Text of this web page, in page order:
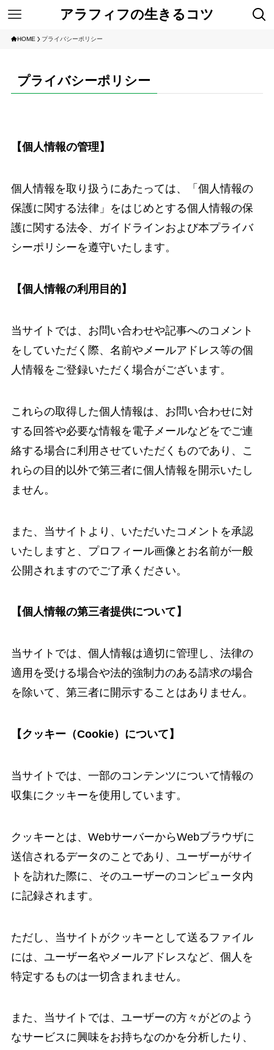
アラフィフの生きるコツ
HOME プライバシーポリシー
プライバシーポリシー
【個人情報の管理】
個人情報を取り扱うにあたっては、「個人情報の
保護に関する法律」をはじめとする個人情報の保
護に関する法令、ガイドラインおよび本プライバ
シーポリシーを遵守いたします。
【個人情報の利用目的】
当サイトでは、お問い合わせや記事へのコメント
をしていただく際、名前やメールアドレス等の個
人情報をご登録いただく場合がございます。
これらの取得した個人情報は、お問い合わせに対
する回答や必要な情報を電子メールなどをでご連
絡する場合に利用させていただくものであり、こ
れらの目的以外で第三者に個人情報を開示いたし
ません。
また、当サイトより、いただいたコメントを承認
いたしますと、プロフィール画像とお名前が一般
公開されますのでご了承ください。
【個人情報の第三者提供について】
当サイトでは、個人情報は適切に管理し、法律の
適用を受ける場合や法的強制力のある請求の場合
を除いて、第三者に開示することはありません。
【クッキー（Cookie）について】
当サイトでは、一部のコンテンツについて情報の
収集にクッキーを使用しています。
クッキーとは、WebサーバーからWebブラウザに
送信されるデータのことであり、ユーザーがサイ
トを訪れた際に、そのユーザーのコンピュータ内
に記録されます。
ただし、当サイトがクッキーとして送るファイル
には、ユーザー名やメールアドレスなど、個人を
特定するものは一切含まれません。
また、当サイトでは、ユーザーの方々がどのよう
なサービスに興味をお持ちなのかを分析したり、